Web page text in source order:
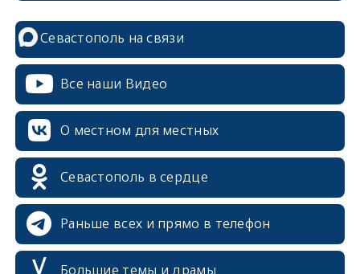
Севастополь на связи
Все наши Видео
О местном для местных
Севастополь в сердце
Раньше всех и прямо в телефон
Большие темы и драмы